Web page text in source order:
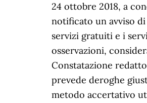
24 ottobre 2018, a
notificato un avviso
servizi gratuiti e i
osservazioni,
Constatazione
prevede deroghe
metodo accertativo